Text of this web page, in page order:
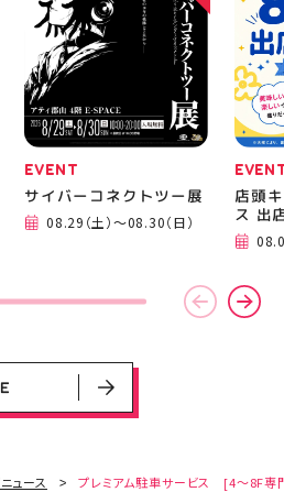
08.31（月）
09.27（日）
EVENT
サイバーコネクトツー展
08.29（土）～08.30（日）
店頭
ス 出
ュース プレミアム駐車サービス [4～8F専